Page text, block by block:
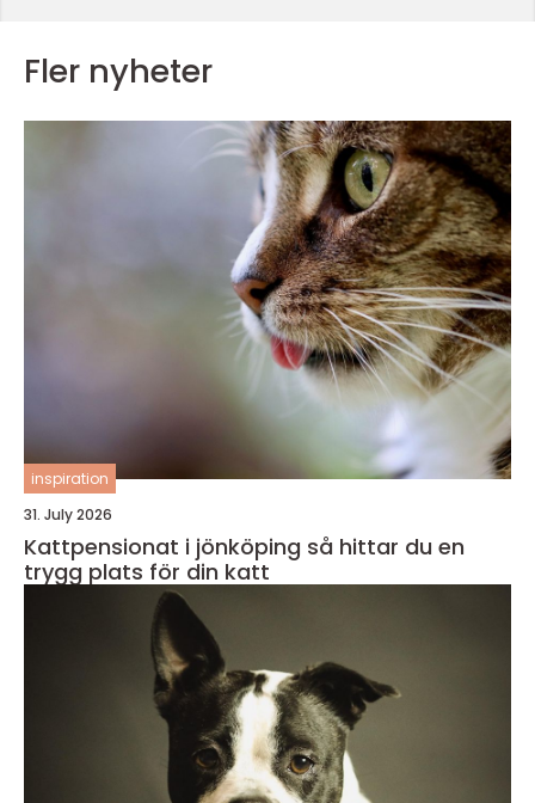
Fler nyheter
inspiration
31. July 2026
Kattpensionat i jönköping så hittar du en
trygg plats för din katt